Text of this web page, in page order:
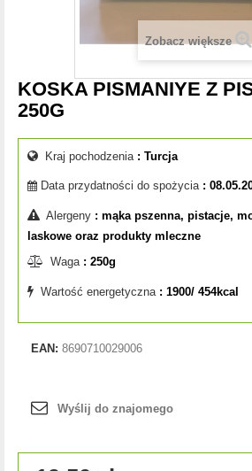
Zobacz większe
KOSKA PISMANIYE Z
250G
Kraj pochodzenia: Turcja
Data przydatności do spożycia:
Alergeny : mąka pszenna, pistacje,
laskowe oraz produkty mleczne
Waga: 250g
Wartość energetyczna: 1900/ 454kcal
EAN: 8690710029006
Wyślij do znajomego